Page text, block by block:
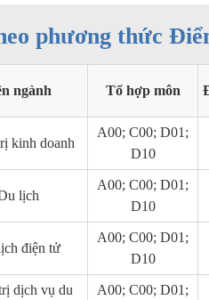
phương thức
ngành Tổ hợp môn
kinh doanh
A00; C00; D01;
D10
lịch
A00; C00; D01;
D10
điện tử
A00; C00; D01;
D10
dịch vụ du
A00; C00; D01;